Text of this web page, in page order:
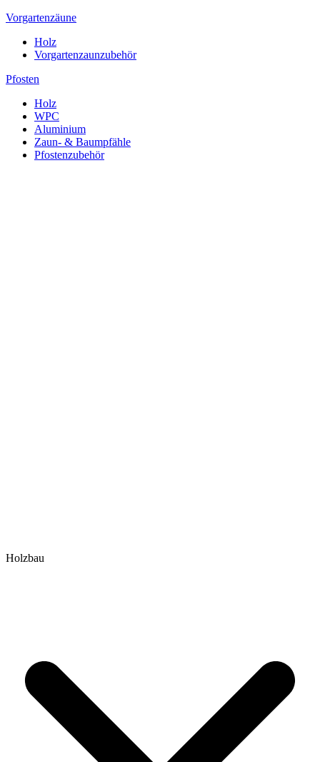
Vorgartenzäune
Holz
Vorgartenzaunzubehör
Pfosten
Holz
WPC
Aluminium
Zaun- & Baumpfähle
Pfostenzubehör
Holzbau